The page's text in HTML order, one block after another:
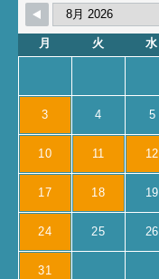
月 火 水
3 4 5
10 11 12
17 18 19
24 25 26
31